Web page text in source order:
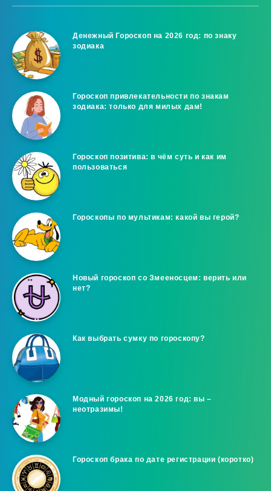
Денежный Гороскоп на 2026 год: по знаку
зодиака
Гороскоп привлекательности по знакам
зодиака: только для милых дам!
Гороскоп позитива: в чём суть и как им
пользоваться
Гороскопы по мультикам: какой вы герой?
Новый гороскоп со Змееносцем: верить или
нет?
Как выбрать сумку по гороскопу?
Модный гороскоп на 2026 год: вы –
неотразимы!
Гороскоп брака по дате регистрации (коротко)